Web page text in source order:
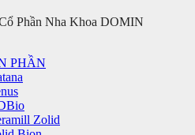
Phần Nha Khoa DOMIN
PHẦN
Zolid